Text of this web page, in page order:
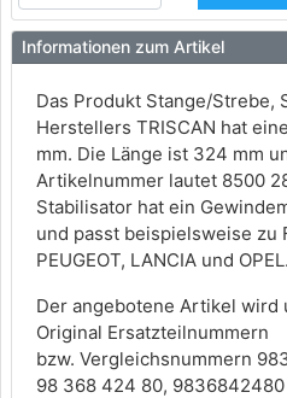
Informationen zum Artikel
Das Produkt Stange/Strebe,
Herstellers TRISCAN hat
mm. Die Länge ist 324 mm
Artikelnummer lautet 8500
Stabilisator hat ein
und passt beispielsweise zu
PEUGEOT, LANCIA und OPEL.
Der angebotene Artikel wird
Original Ersatzteilnummern
bzw. Vergleichsnummern
98 368 424 80,